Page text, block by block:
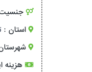
استان :
هزینه